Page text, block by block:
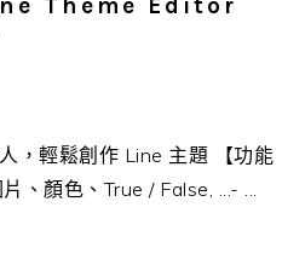
，輕鬆創作 Line 主題 【功能
、顏色、True / False, ...- ...